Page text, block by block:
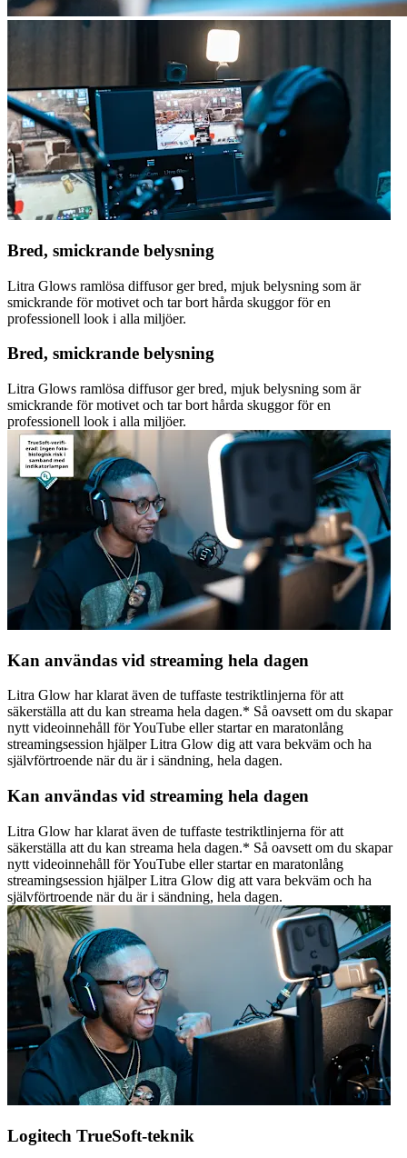
Bred, smickrande belysning
Litra Glows ramlösa diffusor ger bred, mjuk belysning som är
smickrande för motivet och tar bort hårda skuggor för en
professionell look i alla miljöer.
Bred, smickrande belysning
Litra Glows ramlösa diffusor ger bred, mjuk belysning som är
smickrande för motivet och tar bort hårda skuggor för en
professionell look i alla miljöer.
Kan användas vid streaming hela dagen
Litra Glow har klarat även de tuffaste testriktlinjerna för att
säkerställa att du kan streama hela dagen.* Så oavsett om du skapar
nytt videoinnehåll för YouTube eller startar en maratonlång
streamingsession hjälper Litra Glow dig att vara bekväm och ha
självförtroende när du är i sändning, hela dagen.
Kan användas vid streaming hela dagen
Litra Glow har klarat även de tuffaste testriktlinjerna för att
säkerställa att du kan streama hela dagen.* Så oavsett om du skapar
nytt videoinnehåll för YouTube eller startar en maratonlång
streamingsession hjälper Litra Glow dig att vara bekväm och ha
självförtroende när du är i sändning, hela dagen.
Logitech TrueSoft-teknik